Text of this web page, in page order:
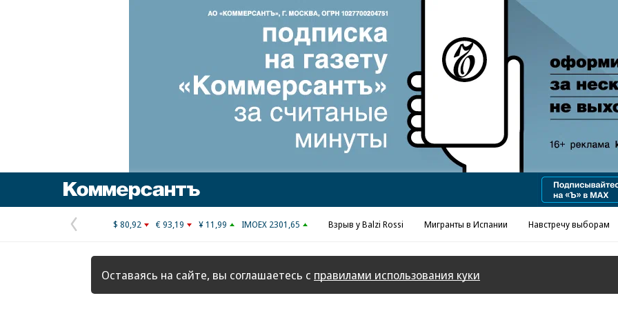
Реклама в «Ъ» www.kommersant.ru/ad
Предыдущая
страница
$ 80,92 € 93,19 ¥ 11,99 IMOEX 2301,65 Взрыв у Balzi Rossi Мигранты в Испании Навстречу выборам
Оставаясь на сайте, вы соглашаетесь с правилами использования куки